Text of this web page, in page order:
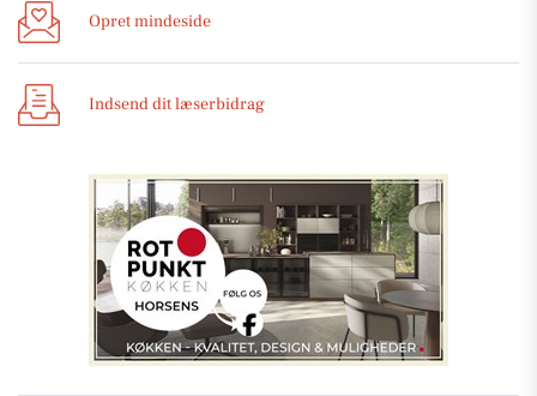
Opret mindeside
Indsend dit læserbidrag